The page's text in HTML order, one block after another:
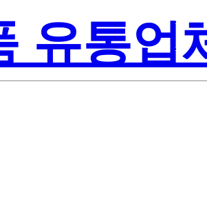
유통업